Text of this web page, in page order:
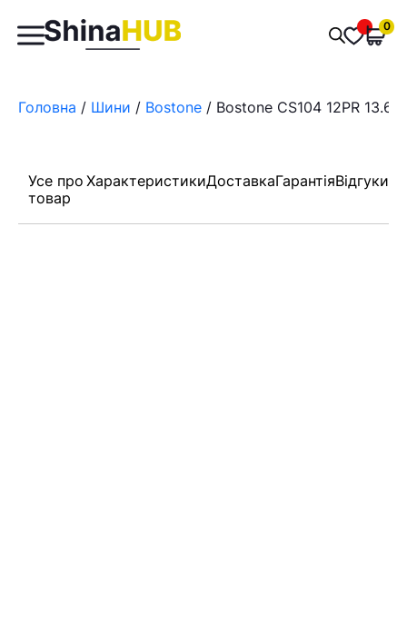
Пошук
товарів
0
Головна / Шини / Bostone / Bostone CS104 12PR 13.6/
Усе про
товар
ХарактеристикиДоставкаГарантіяВідгуки